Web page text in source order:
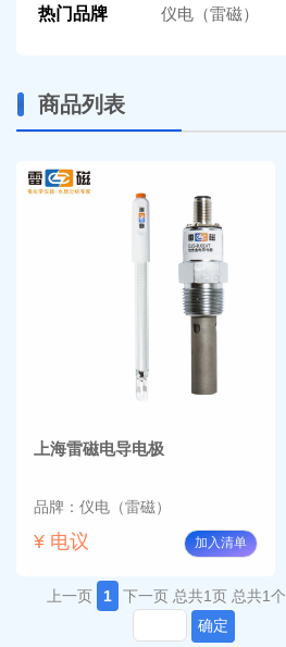
热门品牌 仪电（雷磁）
商品列表
上海雷磁电导电极
品牌：仪电（雷磁）
¥ 电议 加入清单
上一页 1 下一页 总共1页 总共1个
确定